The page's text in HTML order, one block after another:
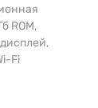
ROM,
Fi